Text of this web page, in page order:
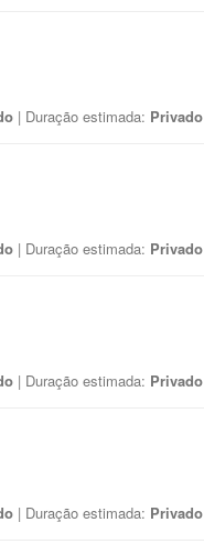
| Duração estimada: Privado
| Duração estimada: Privado
| Duração estimada: Privado
| Duração estimada: Privado